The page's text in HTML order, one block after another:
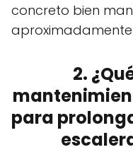
concreto bien
aproximadamente
2.
para